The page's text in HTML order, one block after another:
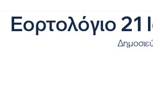
Εορτολόγιο 21